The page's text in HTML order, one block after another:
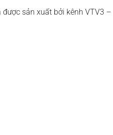
sản xuất bởi kênh VTV3 –